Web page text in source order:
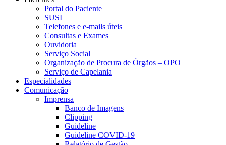
Portal do Paciente
SUSI
Telefones e e-mails úteis
Consultas e Exames
Ouvidoria
Serviço Social
Organização de Procura de Órgãos – OPO
Serviço de Capelania
Especialidades
Comunicação
Imprensa
Banco de Imagens
Clipping
Guideline
Guideline COVID-19